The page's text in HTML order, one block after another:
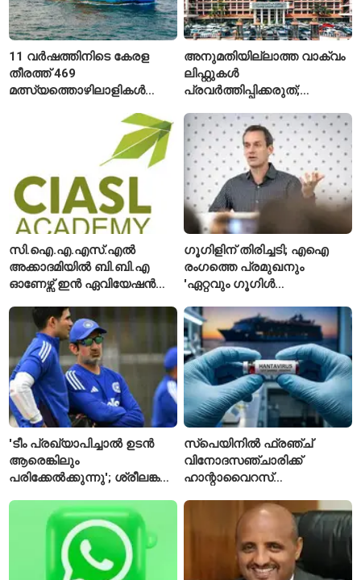
11 വർഷത്തിനിടെ കേരള
തീരത്ത് 469
മത്സ്യത്തൊഴിലാളികൾ
കാണാതായി, 47,773 പേരെ
അനുമതിയില്ലാത്ത വാക്വം
ലിഫ്റ്റുകൾ
പ്രവർത്തിപ്പിക്കരുത്;
അനുമതിയില്ലാത്ത
ലിഫ്റ്റുകൾക്ക്
ഹൈക്കോടതിയുടെ വിലക്ക്
സി.ഐ.എ.എസ്.എൽ
അക്കാദമിയിൽ ബി.ബി.എ
ഓണേഴ്സ് ഇൻ ഏവിയേഷൻ
ഈമാസം 12 വരെ
ഗൂഗിളിന് തിരിച്ചടി; എഐ
രംഗത്തെ പ്രമുഖനും
'ഏറ്റവും ഗൂഗിൾ
വിശേഷിപ്പിക്കപ്പെട്ട
ഗവേഷകൻ രാജിവെച്ചു
'ടീം പ്രഖ്യാപിച്ചാൽ ഉടൻ
ആരെങ്കിലും
പരിക്കേൽക്കുന്നു'; ശ്രീലങ്കൻ
ടീമിനെ കുറിച്ച് മുൻതാരം
സ്പെയിനിൽ ഫ്രഞ്ച്
വിനോദസഞ്ചാരിക്ക്
ഹാന്റാവൈറസ്
ഐസൊലേഷനിൽ
പ്രവേശിപ്പിച്ചു